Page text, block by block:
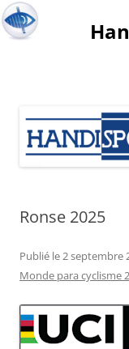
Ronse 2025
Publié le2 septembre
Monde para cyclisme